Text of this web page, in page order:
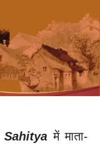
Sahityaमें माता-